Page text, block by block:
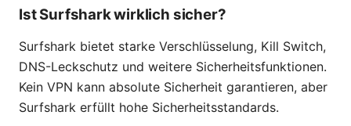
Ist Surfshark wirklich sicher?
Surfshark bietet starke Verschlüsselung, Kill Switch,
DNS-Leckschutz und weitere Sicherheitsfunktionen.
Kein VPN kann absolute Sicherheit garantieren, aber
Surfshark erfüllt hohe Sicherheitsstandards.